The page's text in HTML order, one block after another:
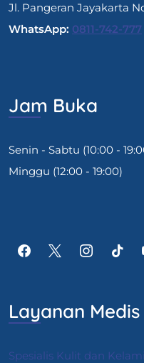
Jl. Pangeran Jayakarta
WhatsApp: 0811-742-777
Jam Buka
Senin - Sabtu (10:00 -
Minggu (12:00 - 19:00)
Layanan
Spesialis Kulit dan